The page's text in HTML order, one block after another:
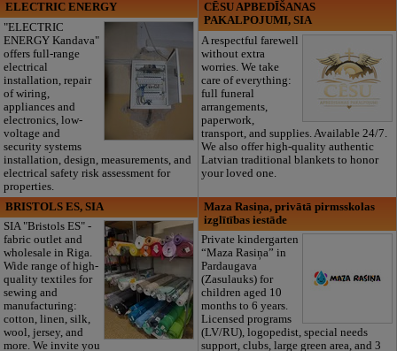
ELECTRIC ENERGY
"ELECTRIC
ENERGY Kandava"
offers full-range
electrical
installation, repair
of wiring,
appliances and
electronics, low-
voltage and
security systems
installation, design, measurements, and
electrical safety risk assessment for
properties.
CĒSU APBEDĪŠANAS
PAKALPOJUMI, SIA
A respectful farewell
without extra
worries. We take
care of everything:
full funeral
arrangements,
paperwork,
transport, and supplies. Available 24/7.
We also offer high-quality authentic
Latvian traditional blankets to honor
your loved one.
BRISTOLS ES, SIA
SIA "Bristols ES" -
fabric outlet and
wholesale in Riga.
Wide range of high-
quality textiles for
sewing and
manufacturing:
cotton, linen, silk,
wool, jersey, and
more. We invite you
Maza Rasiņa, privātā pirmsskolas
izglītības iestāde
Private kindergarten
“Maza Rasiņa” in
Pardaugava
(Zasulauks) for
children aged 10
months to 6 years.
Licensed programs
(LV/RU), logopedist, special needs
support, clubs, large green area, and 3